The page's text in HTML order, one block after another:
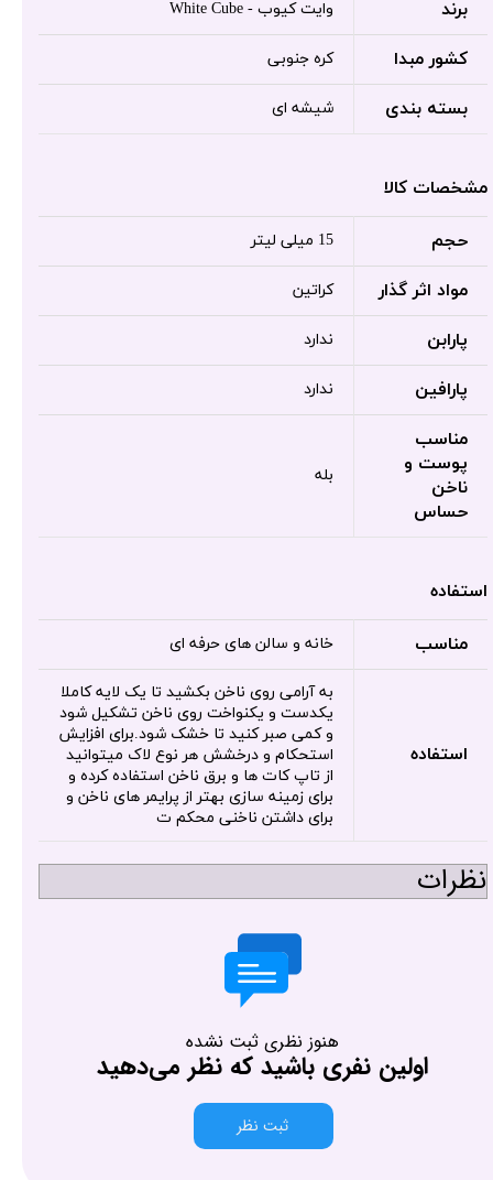
برند وایت کیوب - White Cube
کشور مبدا کره جنوبی
بسته بندی شیشه ای
مشخصات کالا
حجم 15 میلی لیتر
مواد اثر گذار کراتین
پارابن ندارد
پارافین ندارد
مناسب
پوست و
ناخن
حساس
بله
استفاده
مناسب خانه و سالن های حرفه ای
استفاده
به آرامی روی ناخن بکشید تا یک لایه کاملا
یکدست و یکنواخت روی ناخن تشکیل شود
و کمی صبر کنید تا خشک شود.برای افزایش
استحکام و درخشش هر نوع لاک میتوانید
از تاپ کات ها و برق ناخن استفاده کرده و
برای زمینه سازی بهتر از پرایمر های ناخن و
برای داشتن ناخنی محکم ت
نظرات
هنوز نظری ثبت نشده
اولین نفری باشید که نظر می‌دهید
ثبت نظر